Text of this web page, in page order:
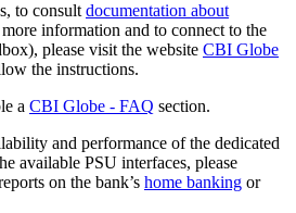
to consult documentation about
information and to connect to the
please visit the website CBI Globe
the instructions.
a CBI Globe - FAQ section.
and performance of the dedicated
available PSU interfaces, please
on the bank’s home banking or